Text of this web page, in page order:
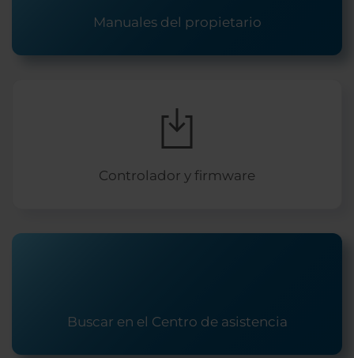
Manuales del propietario
Controlador y firmware
Buscar en el Centro de asistencia